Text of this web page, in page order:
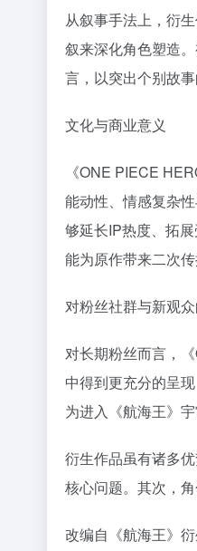
从叙事手法上，衍
叙来深化角色塑造
言，以突出个别故事
文化与商业意义
《ONE PIECE
能动性、情感复杂
够延长IP热度、拓
能为原作带来二次
对粉丝社群与新观
对长期粉丝而言，
中得到更充分的呈
为进入《航海王》
衍生作品虽有诸多
核心问题。其次，
改编自《航海王》